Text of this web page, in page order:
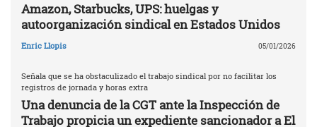
Amazon, Starbucks, UPS: huelgas y
autoorganización sindical en Estados Unidos
Enric Llopis 05/01/2026
Señala que se ha obstaculizado el trabajo sindical por no facilitar los
registros de jornada y horas extra
Una denuncia de la CGT ante la Inspección de
Trabajo propicia un expediente sancionador a El